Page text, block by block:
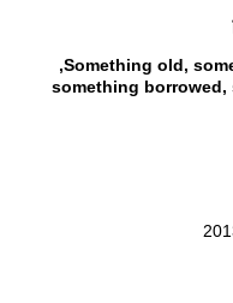
Something old,
something borrowed,